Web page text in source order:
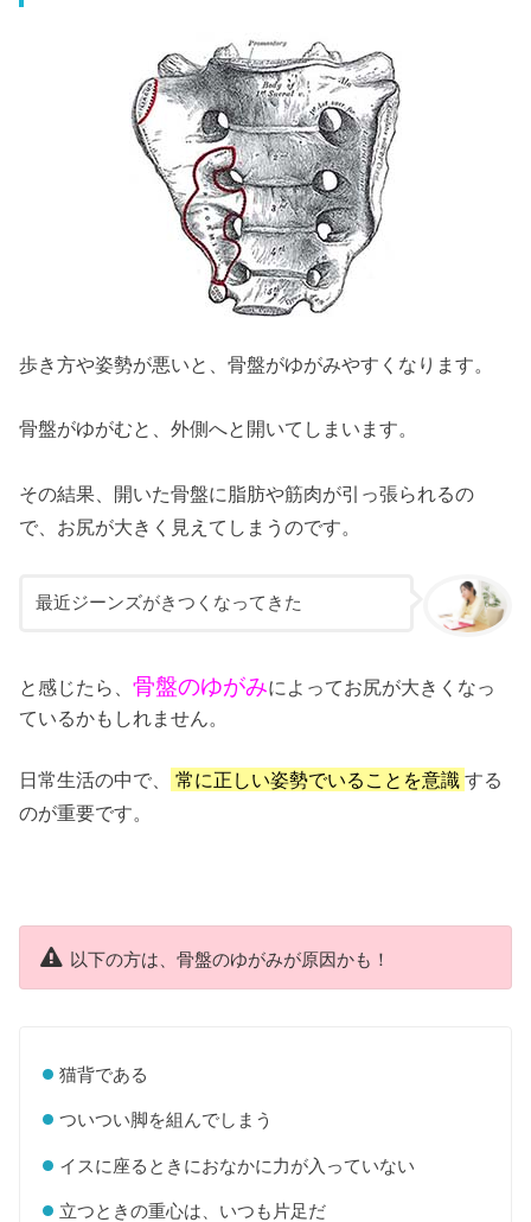
歩き方や姿勢が悪いと、骨盤がゆがみやすくなります。
骨盤がゆがむと、外側へと開いてしまいます。
その結果、開いた骨盤に脂肪や筋肉が引っ張られるの
で、お尻が大きく見えてしまうのです。
最近ジーンズがきつくなってきた
と感じたら、骨盤のゆがみによってお尻が大きくなっ
ているかもしれません。
日常生活の中で、 常に正しい姿勢でいることを意識する
のが重要です。
以下の方は、骨盤のゆがみが原因かも！
猫背である
ついつい脚を組んでしまう
イスに座るときにおなかに力が入っていない
立つときの重心は、いつも片足だ